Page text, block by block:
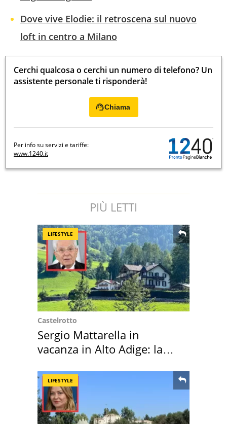
Dove vive Elodie: il retroscena sul nuovo
loft in centro a Milano
Cerchi qualcosa o cerchi un numero di telefono? Un
assistente personale ti risponderà!
Chiama
Per info su servizi e tariffe:
www.1240.it
PIÙ LETTI
LIFESTYLE
Castelrotto
Sergio Mattarella in
vacanza in Alto Adige: la
LIFESTYLE